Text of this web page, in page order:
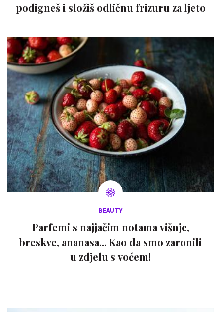
podigneš i složiš odličnu frizuru za ljeto
BEAUTY
Parfemi s najjačim notama višnje,
breskve, ananasa... Kao da smo zaronili
u zdjelu s voćem!